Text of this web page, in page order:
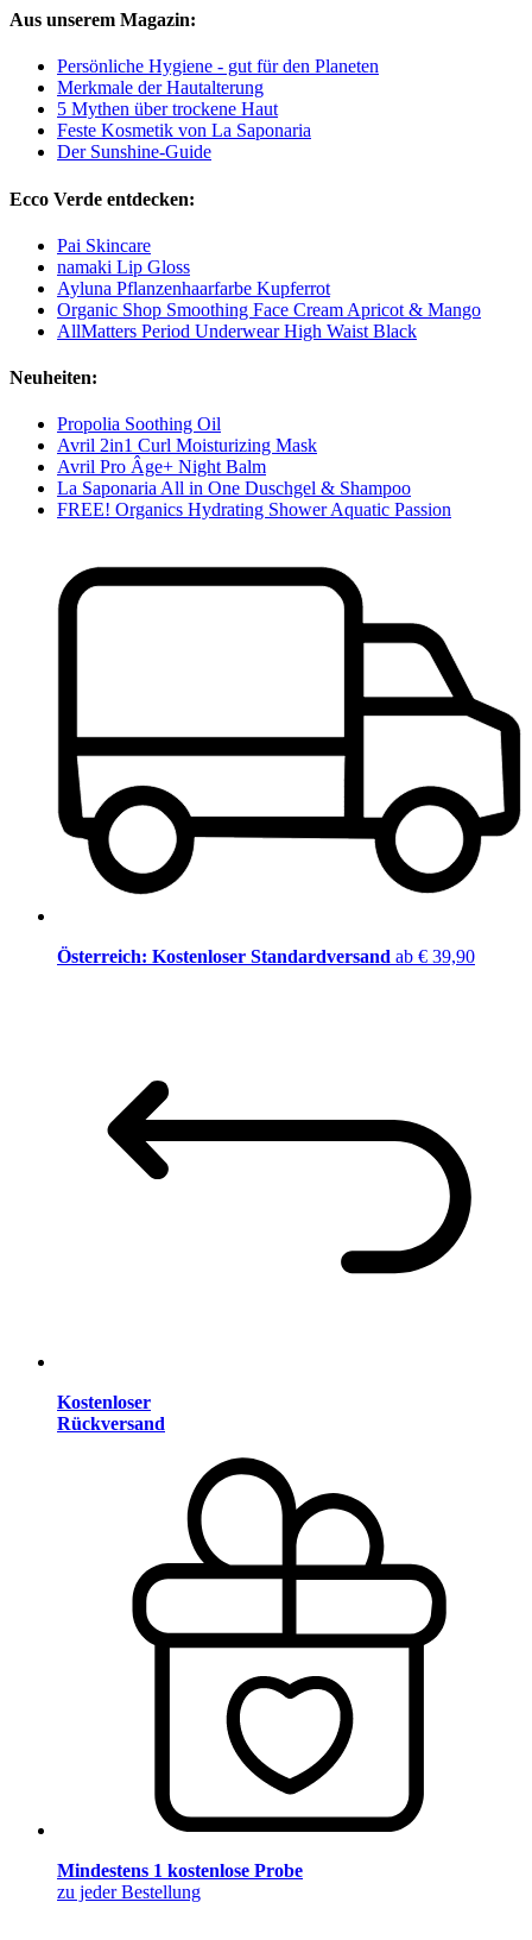
Aus unserem Magazin:
Persönliche Hygiene - gut für den Planeten
Merkmale der Hautalterung
5 Mythen über trockene Haut
Feste Kosmetik von La Saponaria
Der Sunshine-Guide
Ecco Verde entdecken:
Pai Skincare
namaki Lip Gloss
Ayluna Pflanzenhaarfarbe Kupferrot
Organic Shop Smoothing Face Cream Apricot & Mango
AllMatters Period Underwear High Waist Black
Neuheiten:
Propolia Soothing Oil
Avril 2in1 Curl Moisturizing Mask
Avril Pro Âge+ Night Balm
La Saponaria All in One Duschgel & Shampoo
FREE! Organics Hydrating Shower Aquatic Passion
Österreich: Kostenloser Standardversand ab € 39,90
Kostenloser
Rückversand
Mindestens 1 kostenlose Probe
zu jeder Bestellung